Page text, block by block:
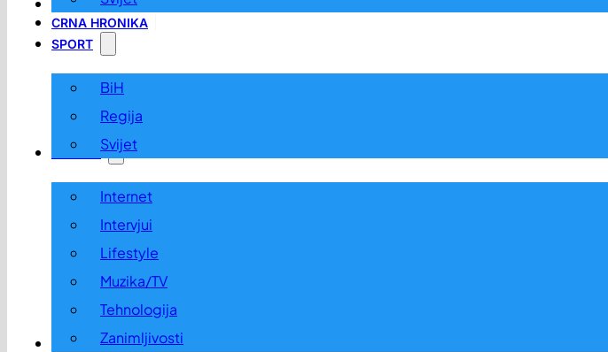
LOKALNO
CRNA HRONIKA
SPORT
BiH
Regija
Svijet
ZABAVA
Internet
Intervjui
Lifestyle
Muzika/TV
Tehnologija
Zanimljivosti
OGLASI I KONKURSI